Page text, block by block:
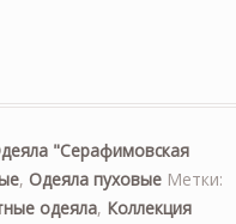
Всесезонное
"Серафимовская
, Одеяла пуховые Метки:
одеяла, Коллекция